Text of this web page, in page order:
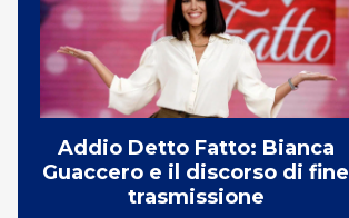
Addio Detto Fatto: Bianca
Guaccero e il discorso di fine
trasmissione